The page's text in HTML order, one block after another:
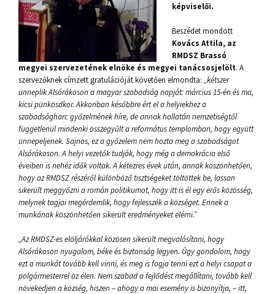
képviselői.
Beszédet mondott
Kovács Attila, az
RMDSZ Brassó
megyei szervezetének elnöke és megyei tanácsosjelölt. A
szervezőknek címzett gratulációját követően elmondta: „kétszer
ünneplik Alsórákoson a magyar szabadság napját: március 15-én és ma,
kicsi pünkösdkor. Akkoriban későbbre ért el a helyiekhez a
szabadságharc győzelmének híre, de annak hallatán nemzetiségtől
függetlenül mindenki összegyűlt a református templomban, hogy együtt
ünnepeljenek. Sajnos, ez a győzelem nem hozta meg a szabadságot
Alsórákoson. A helyi vezetők tudják, hogy még a demokrácia első
éveiben is nehéz idők voltak. A kétezres évek után, annak köszönhetően,
hogy az RMDSZ részéről különböző tisztségeket töltöttek be, lassan
sikerült meggyőzni a román politikumot, hogy itt is él egy erős közösség,
melynek tagjai megérdemlik, hogy fejlesszék a községet. Ennek a
munkának köszönhetően sikerült eredményeket elérni.”
„Az RMDSZ-es elöljárókkal közösen sikerült megvalósítani, hogy
Alsórákoson nyugalom, béke és biztonság legyen. Úgy gondolom, hogy
ezt a munkát tovább kell vinni, és meg is fogja tenni ezt a helyi csapat a
polgármesterrel az élen. Nem szabad a fejlődést megállítani, tovább kell
növekedjen a község, hiszen – ahogy a mai esemény is bizonyítja, – itt,